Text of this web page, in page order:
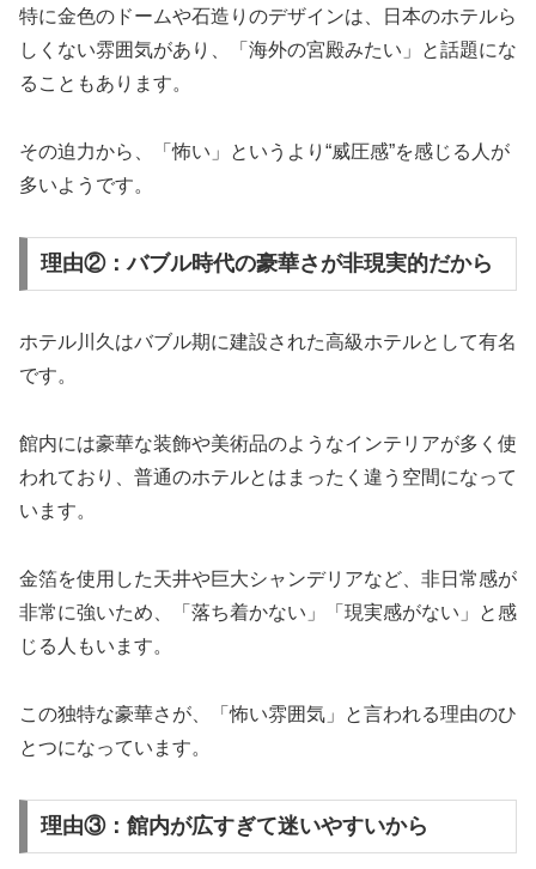
特に金色のドームや石造りのデザインは、日本のホテルら
しくない雰囲気があり、「海外の宮殿みたい」と話題にな
ることもあります。
その迫力から、「怖い」というより“威圧感”を感じる人が
多いようです。
理由②：バブル時代の豪華さが非現実的だから
ホテル川久はバブル期に建設された高級ホテルとして有名
です。
館内には豪華な装飾や美術品のようなインテリアが多く使
われており、普通のホテルとはまったく違う空間になって
います。
金箔を使用した天井や巨大シャンデリアなど、非日常感が
非常に強いため、「落ち着かない」「現実感がない」と感
じる人もいます。
この独特な豪華さが、「怖い雰囲気」と言われる理由のひ
とつになっています。
理由③：館内が広すぎて迷いやすいから